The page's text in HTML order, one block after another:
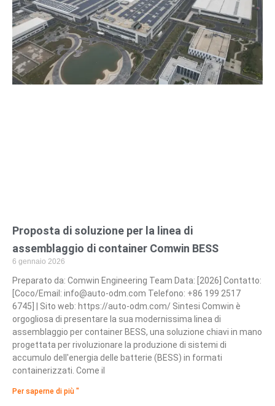
Proposta di soluzione per la linea di
assemblaggio di container Comwin BESS
6 gennaio 2026
Preparato da: Comwin Engineering Team Data: [2026] Contatto:
[Coco/Email: info@auto-odm.com Telefono: +86 199 2517
6745] | Sito web: https://auto-odm.com/ Sintesi Comwin è
orgogliosa di presentare la sua modernissima linea di
assemblaggio per container BESS, una soluzione chiavi in mano
progettata per rivoluzionare la produzione di sistemi di
accumulo dell'energia delle batterie (BESS) in formati
containerizzati. Come il
Per saperne di più "